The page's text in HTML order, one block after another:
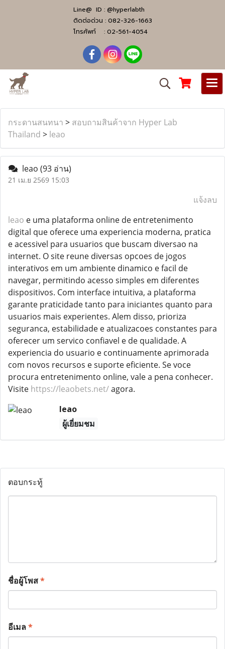
Line@ ID : @hyperlabth
ติดต่อด่วน : 082-326-1663
โทรศัพท์ : 02-561-4054
กระดานสนทนา > สอบถามสินค้าจาก Hyper Lab
Thailand > leao
leao (93 อ่าน)
21 เม.ย 2569 15:03
แจ้งลบ
leao e uma plataforma online de entretenimento
digital que oferece uma experiencia moderna, pratica
e acessivel para usuarios que buscam diversao na
internet. O site reune diversas opcoes de jogos
interativos em um ambiente dinamico e facil de
navegar, permitindo acesso simples em diferentes
dispositivos. Com interface intuitiva, a plataforma
garante praticidade tanto para iniciantes quanto para
usuarios mais experientes. Alem disso, prioriza
seguranca, estabilidade e atualizacoes constantes para
oferecer um servico confiavel e de qualidade. A
experiencia do usuario e continuamente aprimorada
com novos recursos e suporte eficiente. Se voce
procura entretenimento online, vale a pena conhecer.
Visite https://leaobets.net/agora.
leao
ผู้เยี่ยมชม
ตอบกระทู้
ชื่อผู้โพส*
อีเมล*